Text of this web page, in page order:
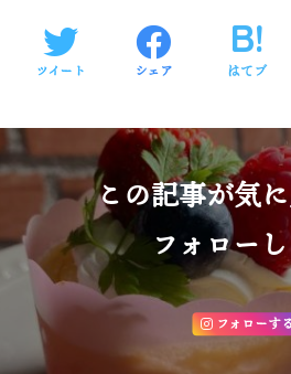
ツイート シェア はてブ
この記事が気
フォロー
フォローす